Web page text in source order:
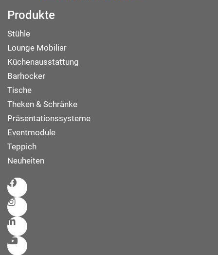
Produkte
Stühle
Lounge Mobiliar
Küchenausstattung
Barhocker
Tische
Theken & Schränke
Präsentationssysteme
Eventmodule
Teppich
Neuheiten